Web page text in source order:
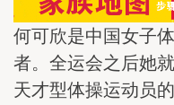
何可欣是中国女子
者。全运会之后她
天才型体操运动员